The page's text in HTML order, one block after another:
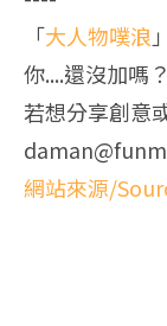
「大人物噗浪
你....還沒加嗎？
若想分享創意
網站來源/